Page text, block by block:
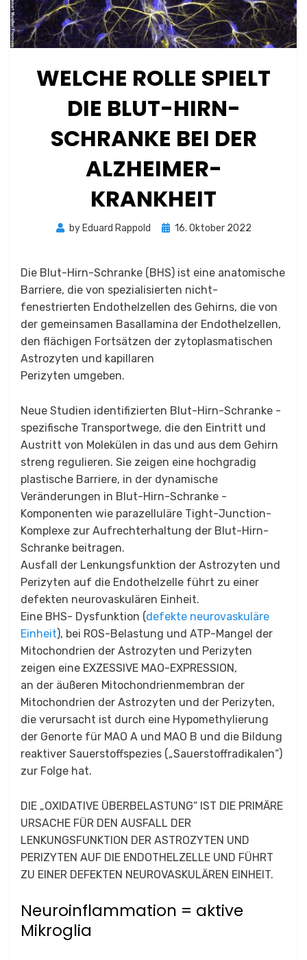
WELCHE ROLLE SPIELT
DIE BLUT-HIRN-
SCHRANKE BEI DER
ALZHEIMER-
KRANKHEIT
by Eduard Rappold
Posted
16. Oktober 2022
Die Blut-Hirn-Schranke (BHS) ist eine anatomische
Barriere, die von spezialisierten nicht-
fenestrierten Endothelzellen des Gehirns, die von
der gemeinsamen Basallamina der Endothelzellen,
den flächigen Fortsätzen der zytoplasmatischen
Astrozyten und kapillaren
Perizyten umgeben.
Neue Studien identifizierten Blut-Hirn-Schranke -
spezifische Transportwege, die den Eintritt und
Austritt von Molekülen in das und aus dem Gehirn
streng regulieren. Sie zeigen eine hochgradig
plastische Barriere, in der dynamische
Veränderungen in Blut-Hirn-Schranke -
Komponenten wie parazelluläre Tight-Junction-
Komplexe zur Aufrechterhaltung der Blut-Hirn-
Schranke beitragen.
Ausfall der Lenkungsfunktion der Astrozyten und
Perizyten auf die Endothelzelle führt zu einer
defekten neurovaskulären Einheit.
Eine BHS- Dysfunktion (defekte neurovaskuläre
Einheit), bei ROS-Belastung und ATP-Mangel der
Mitochondrien der Astrozyten und Perizyten
zeigen eine EXZESSIVE MAO-EXPRESSION,
an der äußeren Mitochondrienmembran der
Mitochondrien der Astrozyten und der Perizyten,
die verursacht ist durch eine Hypomethylierung
der Genorte für MAO A und MAO B und die Bildung
reaktiver Sauerstoffspezies („Sauerstoffradikalen“)
zur Folge hat.
DIE „OXIDATIVE ÜBERBELASTUNG“ IST DIE PRIMÄRE
URSACHE FÜR DEN AUSFALL DER
LENKUNGSFUNKTION DER ASTROZYTEN UND
PERIZYTEN AUF DIE ENDOTHELZELLE UND FÜHRT
ZU EINER DEFEKTEN NEUROVASKULÄREN EINHEIT.
Neuroinflammation = aktive
Mikroglia